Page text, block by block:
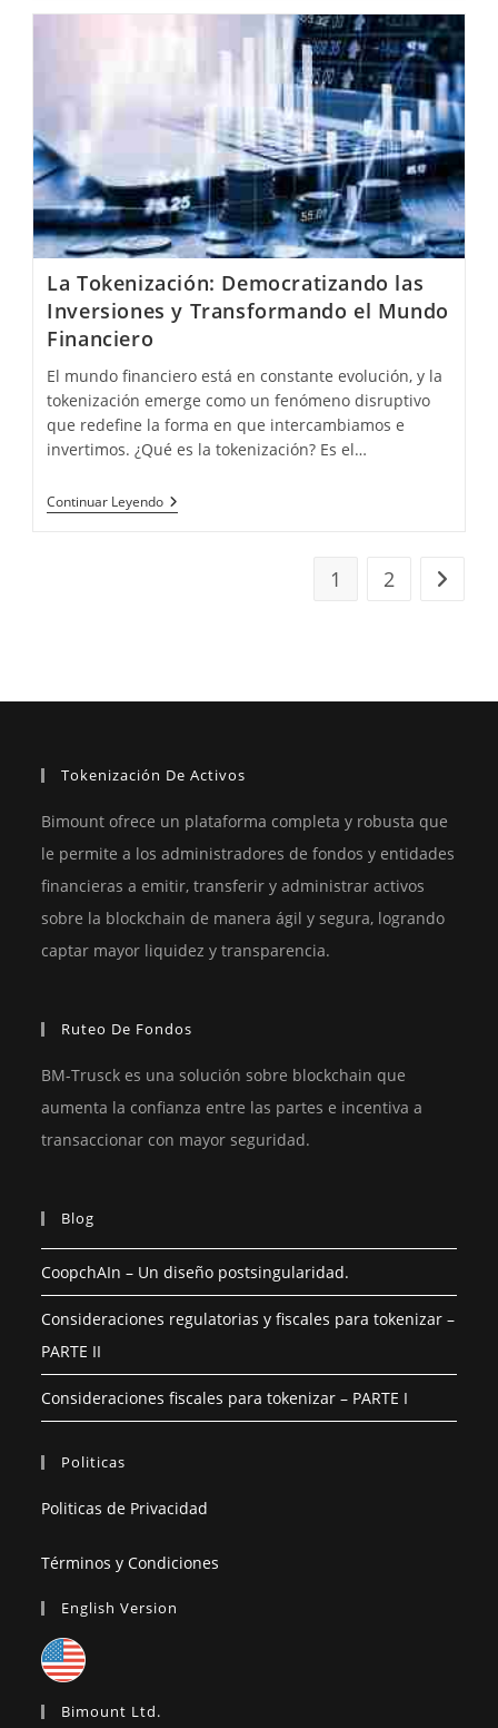
La Tokenización: Democratizando las
Inversiones y Transformando el Mundo
Financiero
El mundo financiero está en constante evolución, y la
tokenización emerge como un fenómeno disruptivo
que redefine la forma en que intercambiamos e
invertimos. ¿Qué es la tokenización? Es el…
Continuar LeyendoLa
Tokenización:
1 2 Ir a la
Tokenización De Activos
Bimount ofrece un plataforma completa y robusta que
le permite a los administradores de fondos y entidades
financieras a emitir, transferir y administrar activos
sobre la blockchain de manera ágil y segura, logrando
captar mayor liquidez y transparencia.
Ruteo De Fondos
BM-Trusck es una solución sobre blockchain que
aumenta la confianza entre las partes e incentiva a
transaccionar con mayor seguridad.
Blog
CoopchAIn – Un diseño postsingularidad.
Consideraciones regulatorias y fiscales para tokenizar –
PARTE II
Consideraciones fiscales para tokenizar – PARTE I
Politicas
Politicas de Privacidad
Términos y Condiciones
English Version
Bimount Ltd.